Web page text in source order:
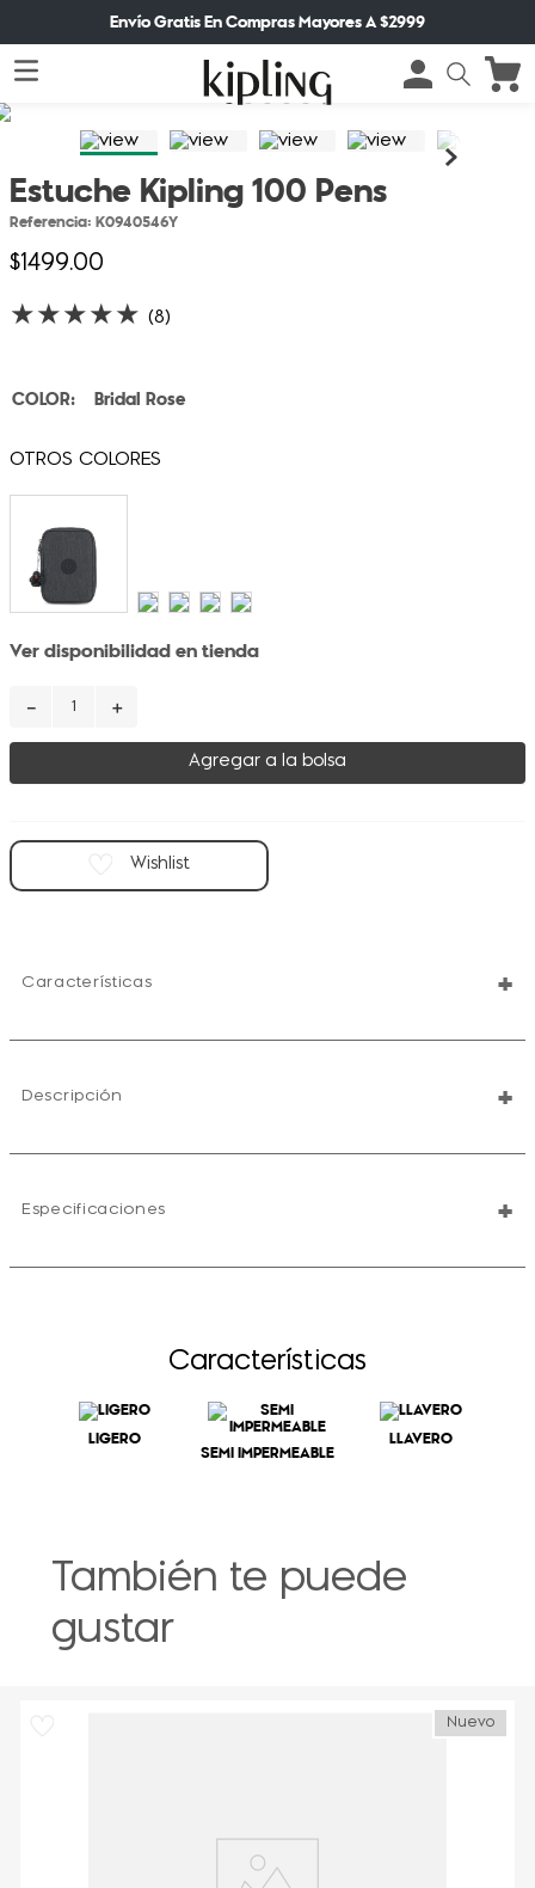
Envío Gratis En Compras Mayores A $2999
Estuche Kipling 100 Pens
Referencia: K0940546Y
$1499.00
★★★★★ (8)
Bridal Rose
Ver disponibilidad en tienda
＋
－
Agregar a la bolsa
Características +
Descripción +
Especificaciones +
Características
LIGERO
SEMI IMPERMEABLE
LLAVERO
También te puede
gustar
Nuevo